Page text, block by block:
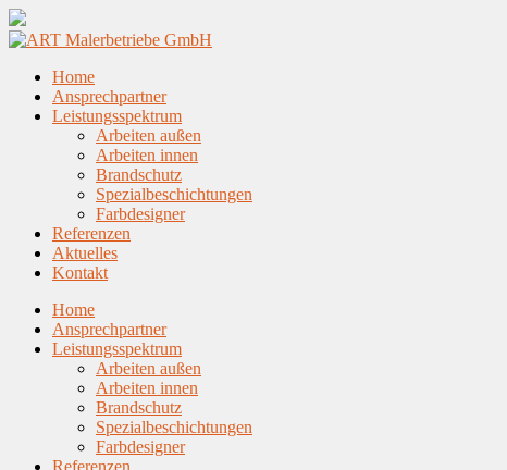
Home
Ansprechpartner
Leistungsspektrum
Arbeiten außen
Arbeiten innen
Brandschutz
Spezialbeschichtungen
Farbdesigner
Referenzen
Aktuelles
Kontakt
Home
Ansprechpartner
Leistungsspektrum
Arbeiten außen
Arbeiten innen
Brandschutz
Spezialbeschichtungen
Farbdesigner
Referenzen